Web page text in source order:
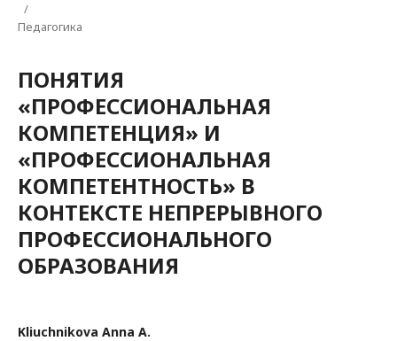
/
Педагогика
ПОНЯТИЯ
«ПРОФЕССИОНАЛЬНАЯ
КОМПЕТЕНЦИЯ» И
«ПРОФЕССИОНАЛЬНАЯ
КОМПЕТЕНТНОСТЬ» В
КОНТЕКСТЕ НЕПРЕРЫВНОГО
ПРОФЕССИОНАЛЬНОГО
ОБРАЗОВАНИЯ
Kliuchnikova Anna A.